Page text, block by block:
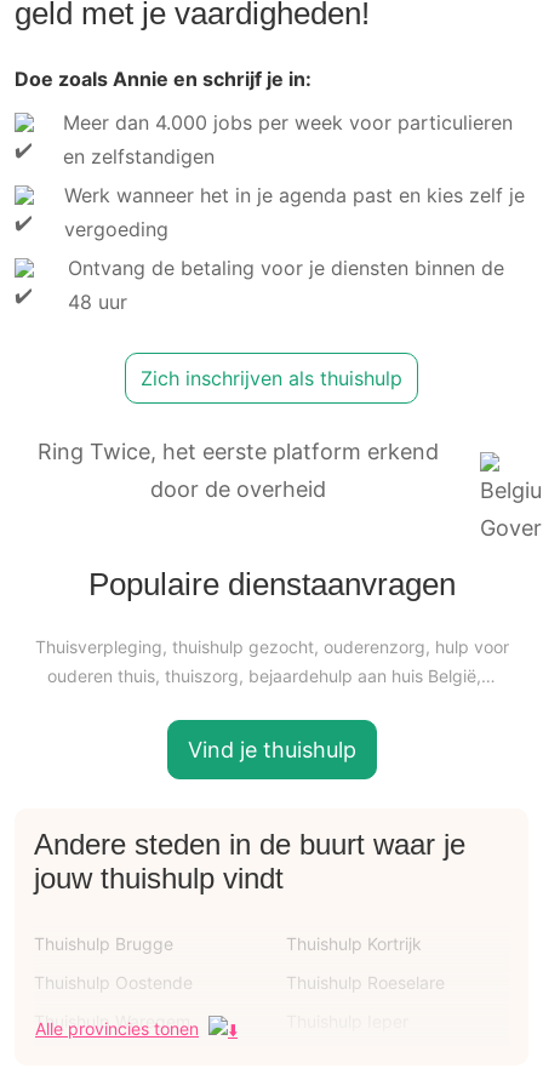
geld met je vaardigheden!
Doe zoals Annie en schrijf je in:
Meer dan 4.000 jobs per week voor particulieren
en zelfstandigen
Werk wanneer het in je agenda past en kies zelf je
vergoeding
Ontvang de betaling voor je diensten binnen de
48 uur
Zich inschrijven als thuishulp
Ring Twice, het eerste platform erkend
door de overheid
Populaire dienstaanvragen
Thuisverpleging, thuishulp gezocht, ouderenzorg, hulp voor
ouderen thuis, thuiszorg, bejaardehulp aan huis België,…
Vind je thuishulp
Andere steden in de buurt waar je
jouw thuishulp vindt
Thuishulp Brugge
Thuishulp Kortrijk
Thuishulp Oostende
Thuishulp Roeselare
Thuishulp Waregem
Alle provincies tonen